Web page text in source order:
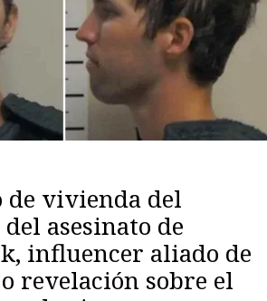
de vivienda del
del asesinato de
influencer aliado de
revelación sobre el